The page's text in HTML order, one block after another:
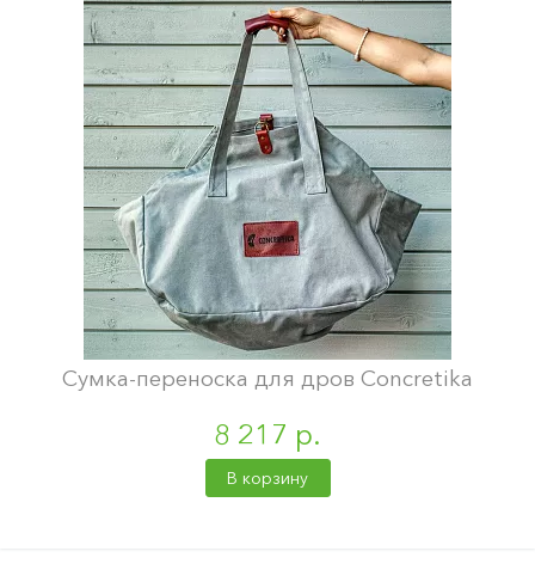
Сумка-переноска для дров Concretika
8 217 р.
В корзину